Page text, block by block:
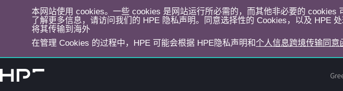
本网站使用 cookies。一些 cookies 是网站运行所必需的，而其他非必要的 cookies
了解更多信息，请访问我们的 HPE 隐私声明。同意选择性的 Cookies，以及 HPE
将其传输到海外
在管理 Cookies 的过程中，HPE 可能会根据 HPE隐私声明和 个人信息跨境传输同意
转
到